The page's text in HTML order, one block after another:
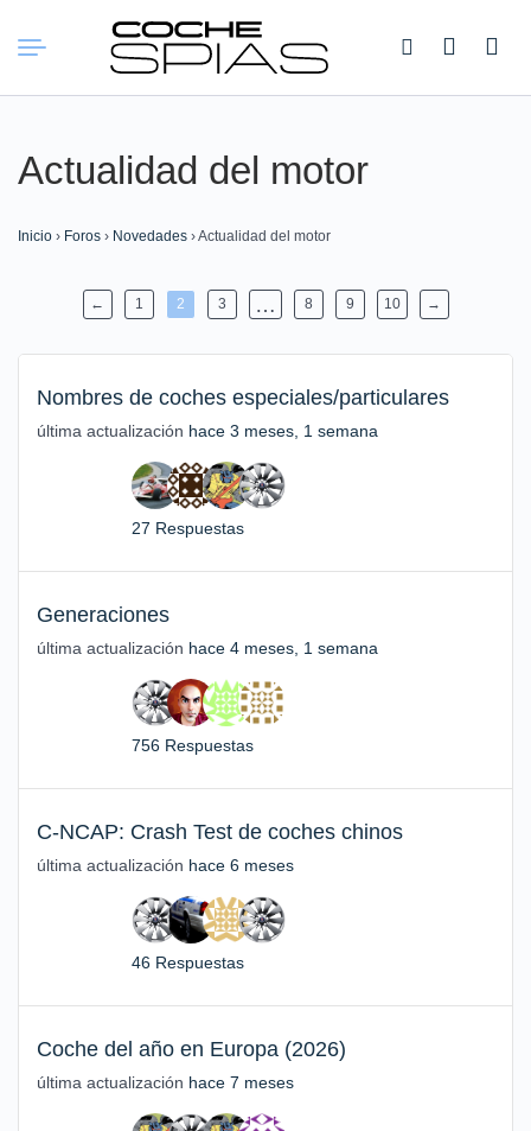
Buscar:
Actualidad del motor
Inicio › Foros › Novedades ›Actualidad del motor
← 1 2 3 … 8 9 10 →
Nombres de coches especiales/particulares
última actualización hace 3 meses, 1 semana
27 Respuestas
Generaciones
última actualización hace 4 meses, 1 semana
756 Respuestas
C-NCAP: Crash Test de coches chinos
última actualización hace 6 meses
46 Respuestas
Coche del año en Europa (2026)
última actualización hace 7 meses